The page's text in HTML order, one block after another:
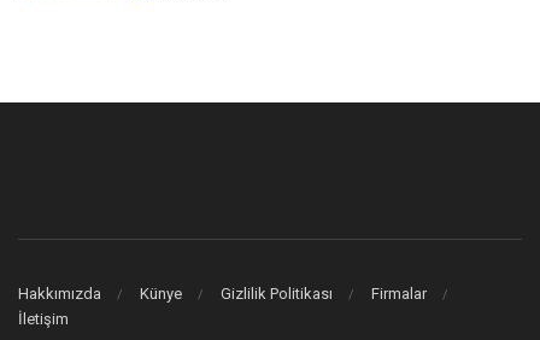
Hakkımızda Künye Gizlilik Politikası
Firmalar
İletişim